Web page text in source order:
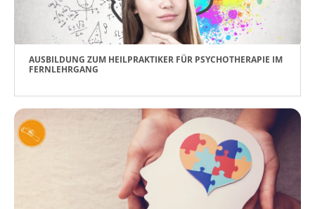
AUSBILDUNG ZUM HEILPRAKTIKER FÜR PSYCHOTHERAPIE IM
FERNLEHRGANG